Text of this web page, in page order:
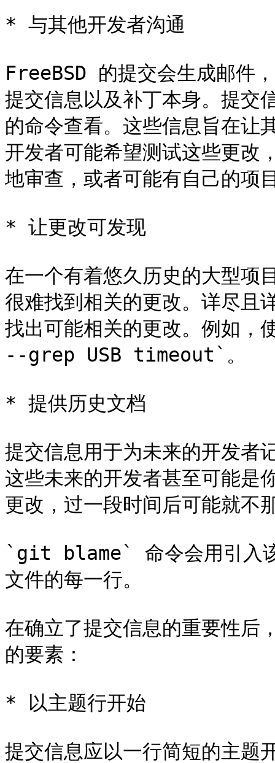
* 与其他开发者沟通
FreeBSD 的提交会生成邮件
提交信息以及补丁本身。提
的命令查看。这些信息旨在让
开发者可能希望测试这些更改
地审查，或者可能有自己的项
* 让更改可发现
在一个有着悠久历史的大型项
很难找到相关的更改。详尽且
找出可能相关的更改。例
--grep USB timeout`。
* 提供历史文档
提交信息用于为未来的开发者
这些未来的开发者甚至可能是
更改，过一段时间后可能就不
`git blame` 命令会用引入该
文件的每一行。
在确立了提交信息的重要性
的要素：
* 以主题行开始
提交信息应以一行简短的主题